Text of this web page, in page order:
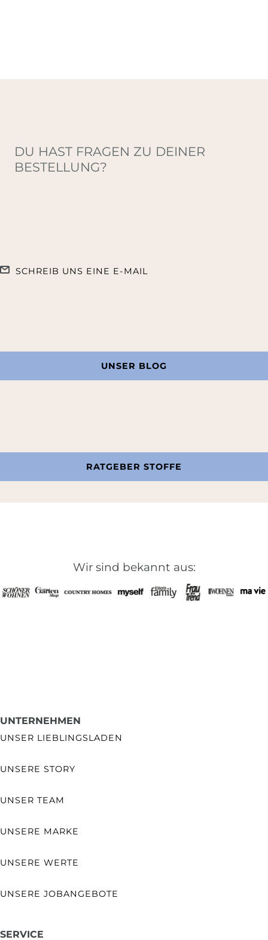
DU HAST FRAGEN ZU DEINER
BESTELLUNG?
SCHREIB UNS EINE E-MAIL
UNSER BLOG
RATGEBER STOFFE
Wir sind bekannt aus:
UNTERNEHMEN
UNSER LIEBLINGSLADEN
UNSERE STORY
UNSER TEAM
UNSERE MARKE
UNSERE WERTE
UNSERE JOBANGEBOTE
SERVICE